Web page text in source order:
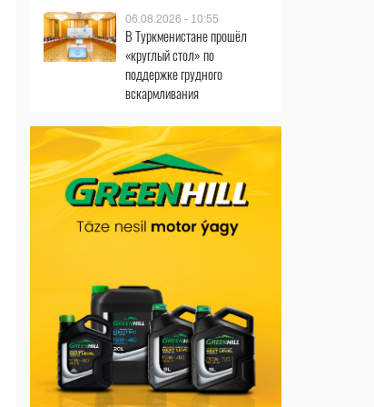
06.08.2026 - 10:55
В Туркменистане прошёл
«круглый стол» по
поддержке грудного
вскармливания